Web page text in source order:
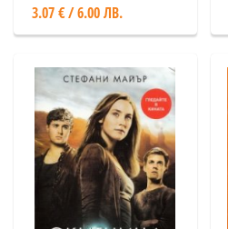
3.07 € / 6.00 ЛВ.